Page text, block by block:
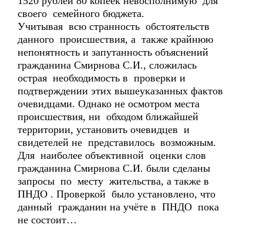
своего семейного бюджета.
Учитывая всю странность обстоятельств
данного происшествия, а также крайнюю
непонятность и запутанность объяснений
гражданина Смирнова С.И., сложилась
острая необходимость в проверки и
подтверждении этих вышеуказанных фактов
очевидцами. Однако не осмотром места
происшествия, ни обходом ближайшей
территории, установить очевидцев и
свидетелей не представилось возможным.
Для наиболее объективной оценки слов
гражданина Смирнова С.И. были сделаны
запросы по месту жительства, а также в
ПНДО . Проверкой было установлено, что
данный гражданин на учёте в ПНДО пока
не состоит…